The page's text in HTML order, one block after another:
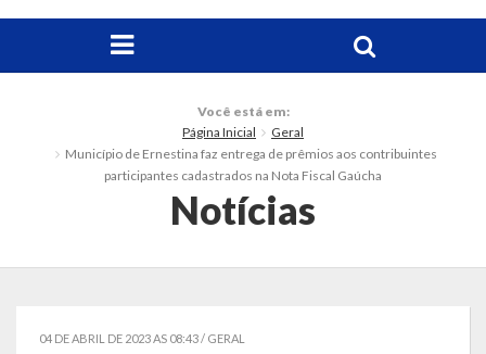
Dados Gerais
Símbolos
Você está em:
Página Inicial
Geral
Município de Ernestina faz entrega de prêmios aos contribuintes
participantes cadastrados na Nota Fiscal Gaúcha
Notícias
04 DE ABRIL DE 2023 AS 08:43 / GERAL